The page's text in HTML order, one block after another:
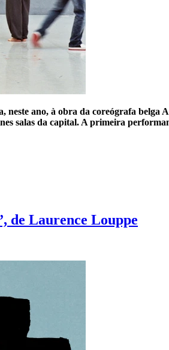
ano, à obra da coreógrafa belga
salas da capital. A primeira
de Laurence Louppe